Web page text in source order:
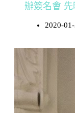
辦簽名會 先
2020-01-